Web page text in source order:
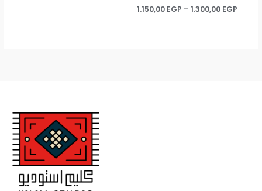
1.150,00 EGP – 1.300,00 EGP